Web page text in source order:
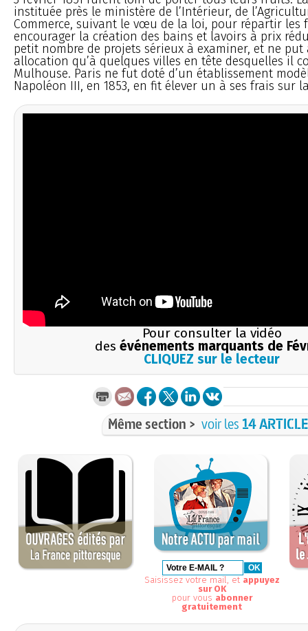
instituée près le ministère de l’Intérieur, de
Commerce, suivant le vœu de la loi, pour répartir les
encourager la création des bains et lavoirs à prix
petit nombre de projets sérieux à examiner, et ne put
allocation qu’à quelques villes en tête desquelles il
Mulhouse. Paris ne fut doté d’un établissement
Napoléon III, en 1853, en fit élever un à ses frais sur
Pour consulter la vidéo
des événements marquants de
CLIQUEZ sur le lecteur
Même section > voir les 14
Saisissez votre mail, et appuyez
sur OK
pour vous abonner
gratuitement